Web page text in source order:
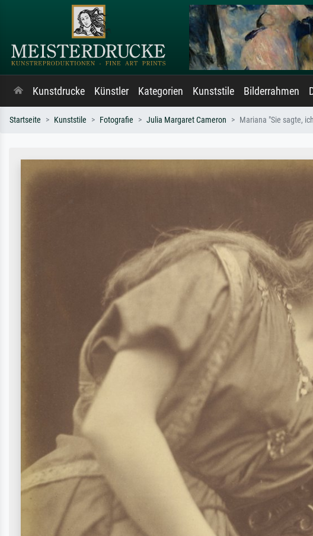
Kunstdrucke Künstler Kategorien Kunststile Bilderrahmen
Startseite Kunststile Fotografie Julia Margaret Cameron Mariana "Sie sagte,